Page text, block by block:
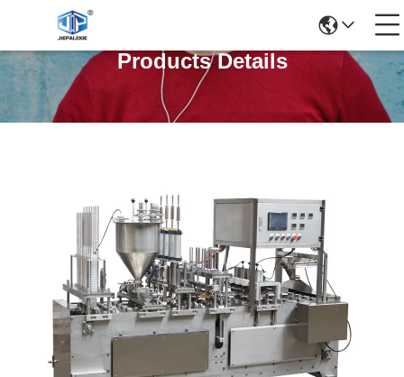
Products Details